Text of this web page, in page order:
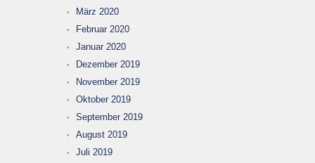
März 2020
Februar 2020
Januar 2020
Dezember 2019
November 2019
Oktober 2019
September 2019
August 2019
Juli 2019